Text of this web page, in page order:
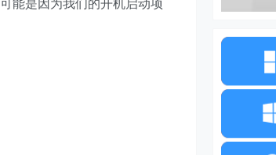
能是因为我们的开机启动项